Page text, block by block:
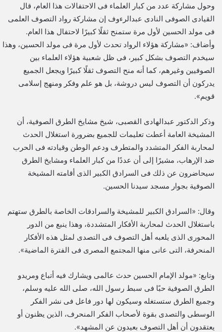
وحول مشاركة عدد من كبار العلماء فى الاحتفالات هذا العام، قال
القيادى الصوفى النادى عبدالرءوف إن مشاركة رواد التصوف العلمى
فى مولد الحسين لأول مرة ستمنح ثقلًا كبيرًا لاحتفال هذا العام.
وأضاف: «مشاركة هؤلاء الرواد تحدث لأول مرة فى مولد الحسين، وهذا
سيخدم التصوف بشكل كبير، فى ظل شعبية هؤلاء العلماء بين
الصوفيين وغيرهم، كما أنه منح التصوف ثقلًا كبيرًا ويجعل الجميع
يدركون أن التصوف ليس دروشة، بل هو علم وفكر ومنهج إسلامى
قويم».
وذكر الدكتور عبدالهادى القصبى، شيخ مشايخ الطرق الصوفية، أن
المشيخة العامة أعطت تعليمات للجميع بضرورة استغلال الحدث
لمحاربة الفكر المتشدد والمتطرف ودعم الوطن وقيادته فى الحرب
ضد الإرهاب، مشيرًا إلى أن عددًا من كبار العلماء ومشايخ الطرق
سيحاضرون عن ذلك فى السرادق الكبير الذى أقامته المشيخة
الصوفية بجوار مسجد سيدنا الحسين.
وقال: «السرادق الكبير للمشيخة والسرادقات الخاصة بالطرق ستهتم
باستغلال الحدث لمحاربة الأفكار المتشددة، وهذا ينبع من الدور
المحورى الذى يلعبه أهل التصوف فى التصدى لمثل هذه الأفكار
المنحرفة، التى عانى منها المجتمع المصرى فى الفترة الماضية».
وتابع: «مولد الإمام الحسين حدث عالمى ويشارك فيه أتباع ومريدو
الطرق الصوفية حبًا فى سبط رسول الله، صلى الله عليه وسلم،
وجميع الطرق ستستغله وسيكون لها دور فاعل فى نشر الفكر
الوسطى والتصدى بقوة لأصحاب الفكر المنحرف، الذين يظنون أو
يعتقدون أن أهل التصوف بعيدون عن المشهد».